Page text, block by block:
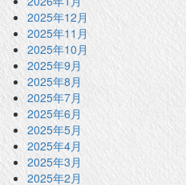
2025年12月
2025年11月
2025年10月
2025年9月
2025年8月
2025年7月
2025年6月
2025年5月
2025年4月
2025年3月
2025年2月